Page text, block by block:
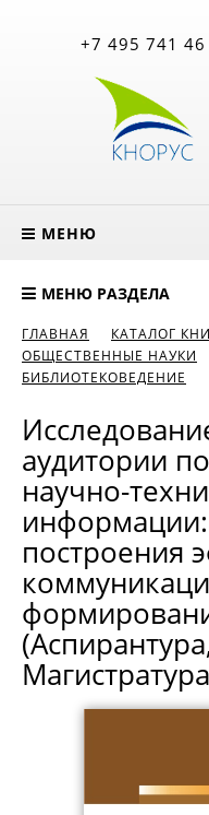
+7 495 741 46
МЕНЮ
МЕНЮ РАЗДЕЛА
ГЛАВНАЯ КАТАЛОГ
ОБЩЕСТВЕННЫЕ НАУКИ
БИБЛИОТЕКОВЕДЕНИЕ
аудитории
научно-
построения